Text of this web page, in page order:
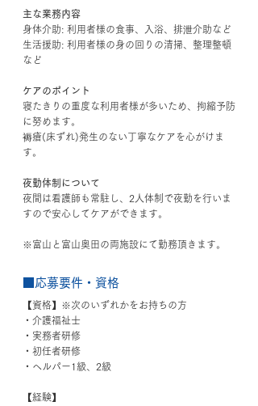
主な業務内容
身体介助: 利用者様の食事、入浴、排泄介助など
生活援助: 利用者様の身の回りの清掃、整理整頓
など
ケアのポイント
寝たきりの重度な利用者様が多いため、拘縮予防
に努めます。
褥瘡(床ずれ)発生のない丁寧なケアを心がけま
す。
夜勤体制について
夜間は看護師も常駐し、2人体制で夜勤を行いま
すので安心してケアができます。
※富山と富山奥田の両施設にて勤務頂きます。
■応募要件・資格
【資格】※次のいずれかをお持ちの方
・介護福祉士
・実務者研修
・初任者研修
・ヘルパー1級、2級
【経験】